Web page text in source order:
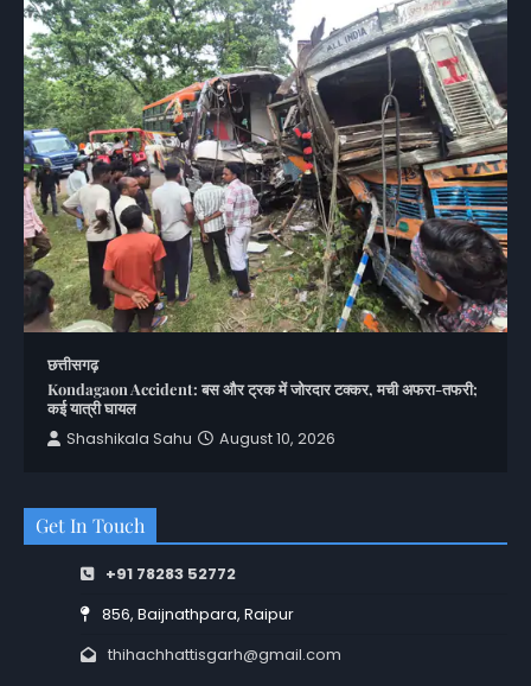
छत्तीसगढ़
Kondagaon Accident: बस और ट्रक में जोरदार टक्कर, मची अफरा-तफरी;
कई यात्री घायल
Shashikala Sahu
August 10, 2026
Get In Touch
+91 78283 52772
856, Baijnathpara, Raipur
thihachhattisgarh@gmail.com